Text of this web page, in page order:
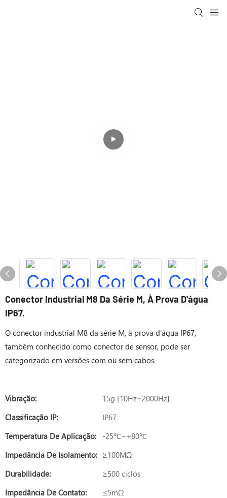
Conector Industrial M8 Da Série M, À Prova D'água
IP67.
O conector industrial M8 da série M, à prova d'água IP67,
também conhecido como conector de sensor, pode ser
categorizado em versões com ou sem cabos.
Vibração:
15g [10Hz~2000Hz]
Classificação IP:
IP67
Temperatura De Aplicação:
-25℃~+80℃
Impedância De Isolamento: ≥100MΩ
Durabilidade:
≥500 ciclos
Impedância De Contato:
≤5mΩ